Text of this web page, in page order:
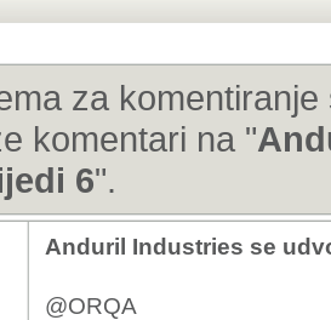
za
komentari na "
6".
Anduril Industries se
@ORQA